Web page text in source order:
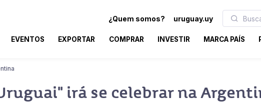
¿Quem somos? uruguay.uy
EVENTOS EXPORTAR COMPRAR INVESTIR MARCA PAÍS
irá se celebrar na